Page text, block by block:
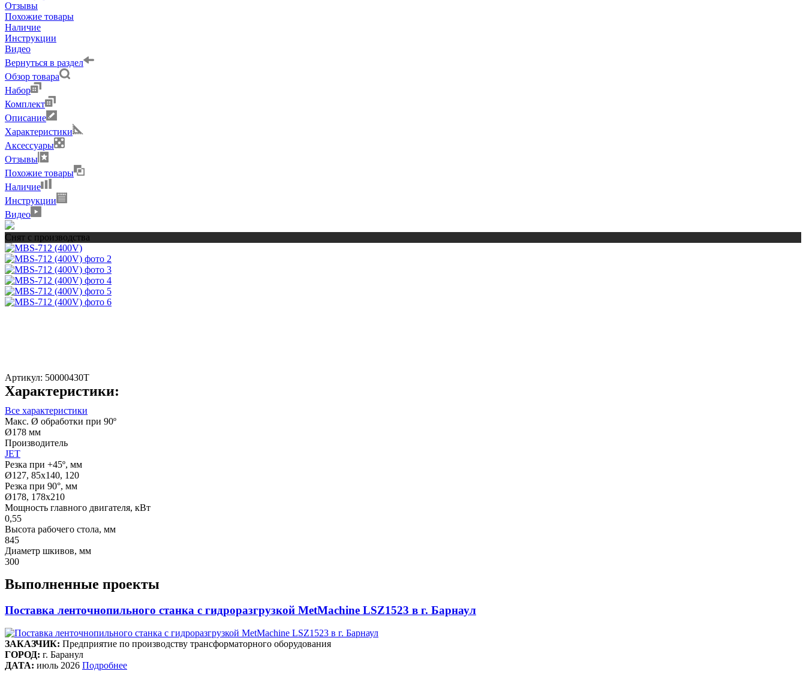
Отзывы
Похожие товары
Наличие
Инструкции
Видео
Вернуться в раздел
Обзор товара
Набор
Комплект
Описание
Характеристики
Аксессуары
Отзывы
Похожие товары
Наличие
Инструкции
Видео
Снят с производства
Артикул: 50000430T
Характеристики:
Все характеристики
Макс. Ø обработки при 90º
Ø178 мм
Производитель
JET
Резка при +45º, мм
Ø127, 85х140, 120
Резка при 90°, мм
Ø178, 178х210
Мощность главного двигателя, кВт
0,55
Высота рабочего стола, мм
845
Диаметр шкивов, мм
300
Выполненные проекты
Поставка ленточнопильного станка c гидроразгрузкой MetMachine LSZ1523 в г. Барнаул
ЗАКАЗЧИК: Предприятие по производству трансформаторного оборудования
ГОРОД: г. Баранул
ДАТА: июль 2026 Подробнее